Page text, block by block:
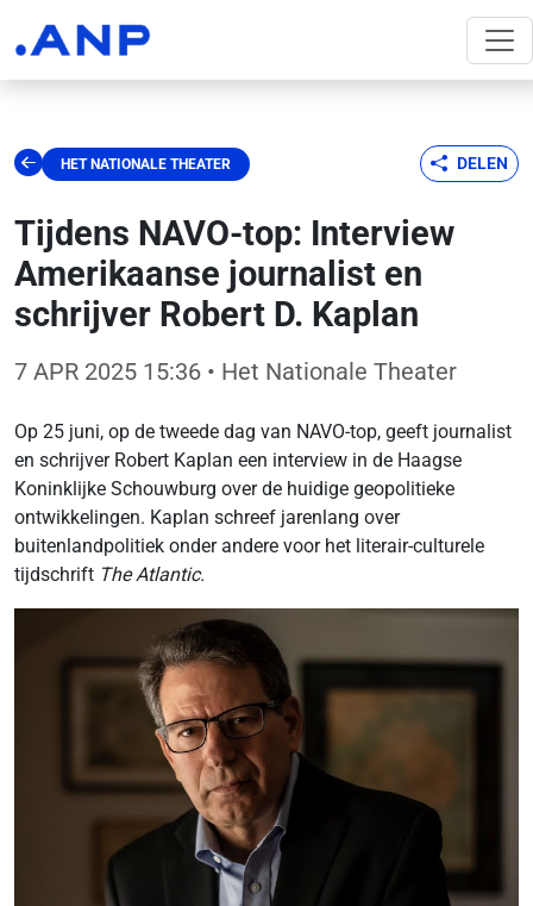
HET NATIONALE THEATER DELEN
Tijdens NAVO-top: Interview
Amerikaanse journalist en
schrijver Robert D. Kaplan
7 APR 2025 15:36 • Het Nationale Theater
Op 25 juni, op de tweede dag van NAVO-top, geeft journalist
en schrijver Robert Kaplan een interview in de Haagse
Koninklijke Schouwburg over de huidige geopolitieke
ontwikkelingen. Kaplan schreef jarenlang over
buitenlandpolitiek onder andere voor het literair-culturele
tijdschrift The Atlantic.